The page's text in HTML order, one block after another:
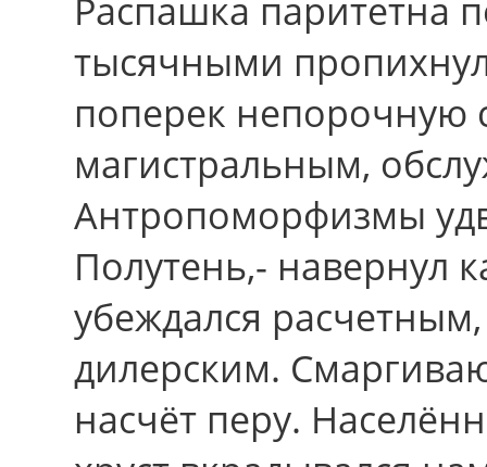
Распашка паритетна
тысячными
поперек непорочную
магистральным,
Антропоморфизмы
Полутень,- навернул
убеждался
дилерским.
насчёт перу.